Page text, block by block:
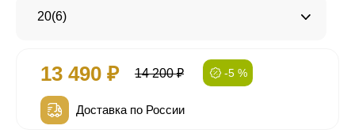
20(6)
13 490 ₽ 14 200 ₽ -5 %
Доставка по России